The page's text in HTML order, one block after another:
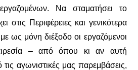
Να σταματήσει το
στις Περιφέρειες και γενικότερα
ως μόνη διέξοδο οι εργαζόμενοι
– από όπου κι αν αυτή
τις αγωνιστικές μας παρεμβάσεις,